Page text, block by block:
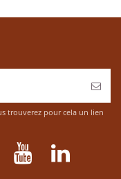
trouverez pour cela un lien